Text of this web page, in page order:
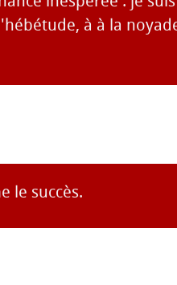
à à la
le succès.